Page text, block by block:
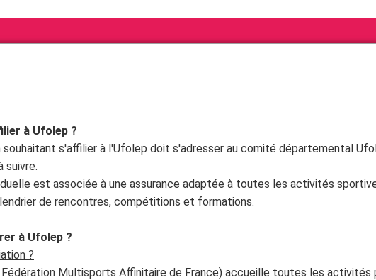
à Ufolep ?
souhaitant s'affilier à l'Ufolep doit s'adresser au comité départemental
suivre.
est associée à une assurance adaptée à toutes les activités
de rencontres, compétitions et formations.
à Ufolep ?
?
Fédération Multisports Affinitaire de France) accueille toutes les activités